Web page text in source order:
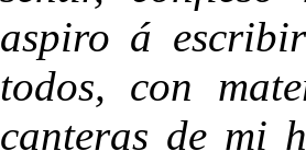
aspiro á
todos, con
canteras de mi